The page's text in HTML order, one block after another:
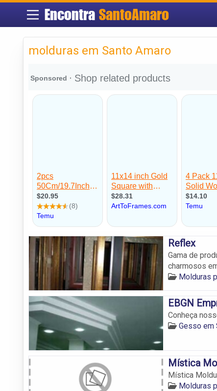
Encontra SantoAmaro
molduras em Santo Amaro
Reflex
Gama de
charmosos
Molduras
EBGN
Conheça
Gesso em
Mística
Mística
Molduras